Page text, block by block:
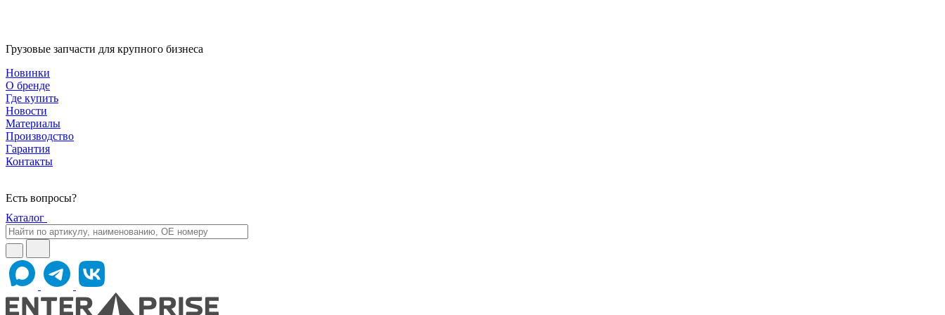
Грузовые запчасти для крупного бизнеса
Новинки
О бренде
Где купить
Новости
Материалы
Производство
Гарантия
Контакты
Есть вопросы?
Каталог